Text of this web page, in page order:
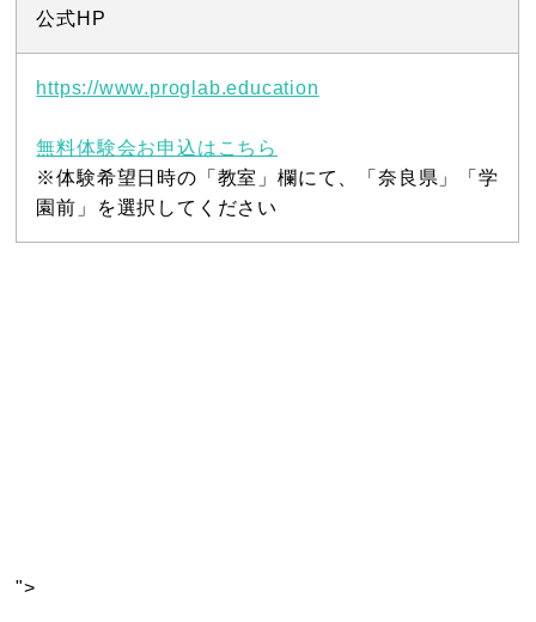
公式HP
https://www.proglab.education
無料体験会お申込はこちら
※体験希望日時の「教室」欄にて、「奈良県」「学
園前」を選択してください
">